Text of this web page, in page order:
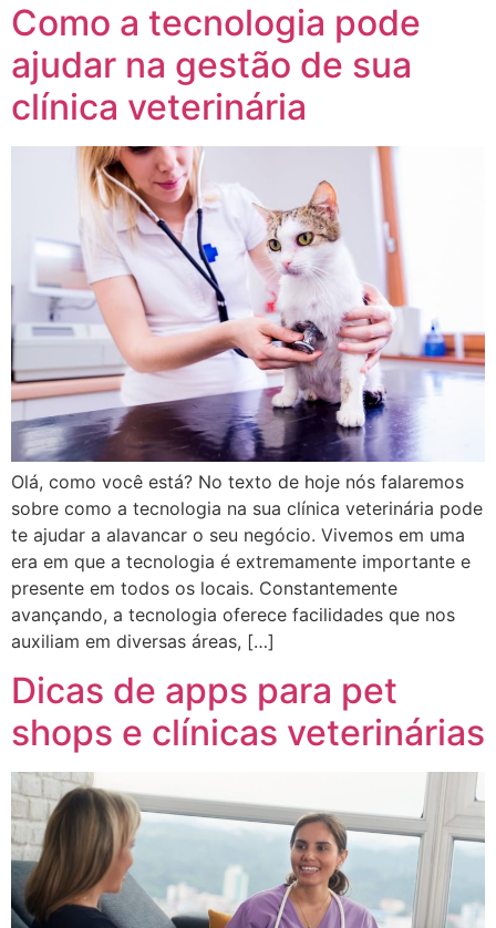
Como a tecnologia pode
ajudar na gestão de sua
clínica veterinária
Olá, como você está? No texto de hoje nós falaremos
sobre como a tecnologia na sua clínica veterinária pode
te ajudar a alavancar o seu negócio. Vivemos em uma
era em que a tecnologia é extremamente importante e
presente em todos os locais. Constantemente
avançando, a tecnologia oferece facilidades que nos
auxiliam em diversas áreas, […]
Dicas de apps para pet
shops e clínicas veterinárias